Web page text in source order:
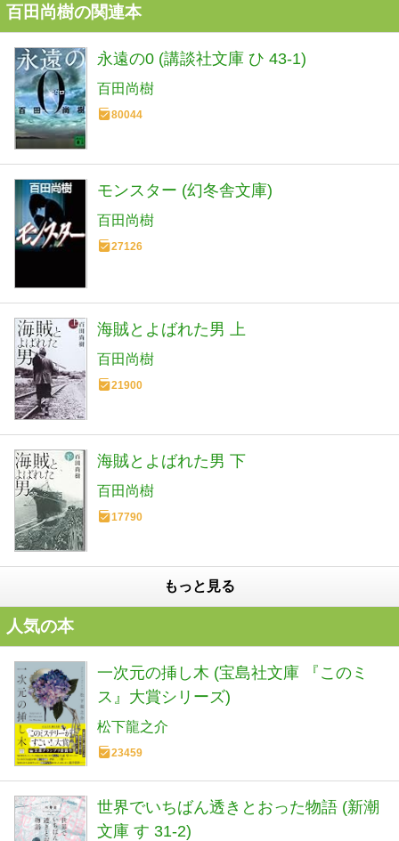
百田尚樹の関連本
永遠の0 (講談社文庫 ひ 43-1)
百田尚樹
80044
モンスター (幻冬舎文庫)
百田尚樹
27126
海賊とよばれた男 上
百田尚樹
21900
海賊とよばれた男 下
百田尚樹
17790
もっと見る
人気の本
一次元の挿し木 (宝島社文庫 『このミ
ス』大賞シリーズ)
松下龍之介
23459
世界でいちばん透きとおった物語 (新潮
文庫 す 31-2)